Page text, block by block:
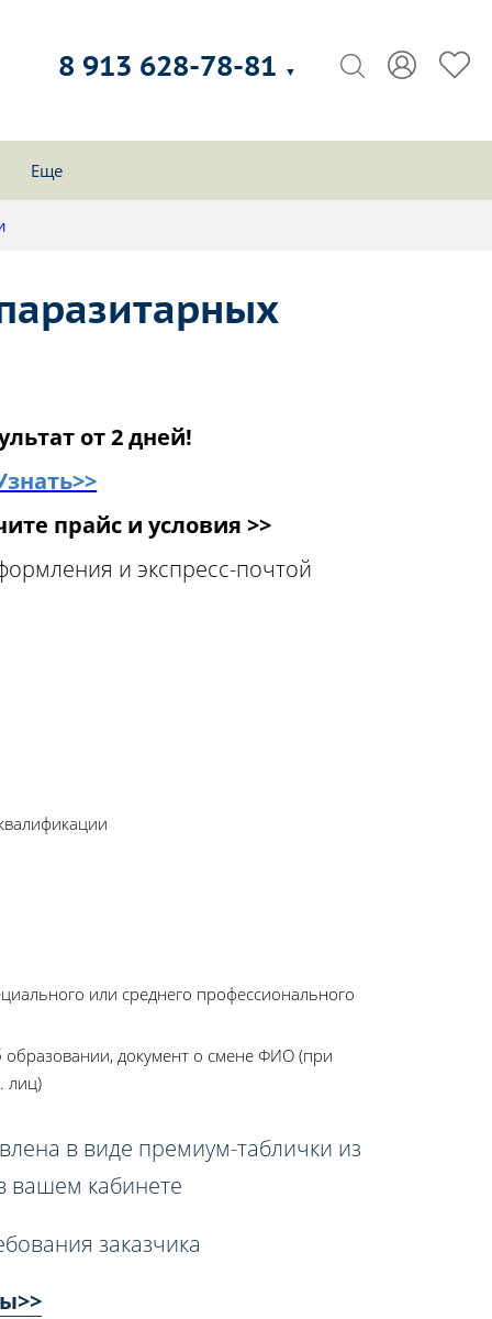
8 913 628-78-81 ▼
Еще
от 2 дней!
прайс и условия >>
и экспресс-почтой
или среднего профессионального
документ о смене ФИО (при
лиц)
в виде премиум-таблички из
вашем кабинете
заказчика